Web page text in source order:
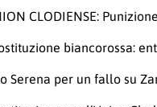
CLODIENSE:
biancorossa:
Serena per un fallo su